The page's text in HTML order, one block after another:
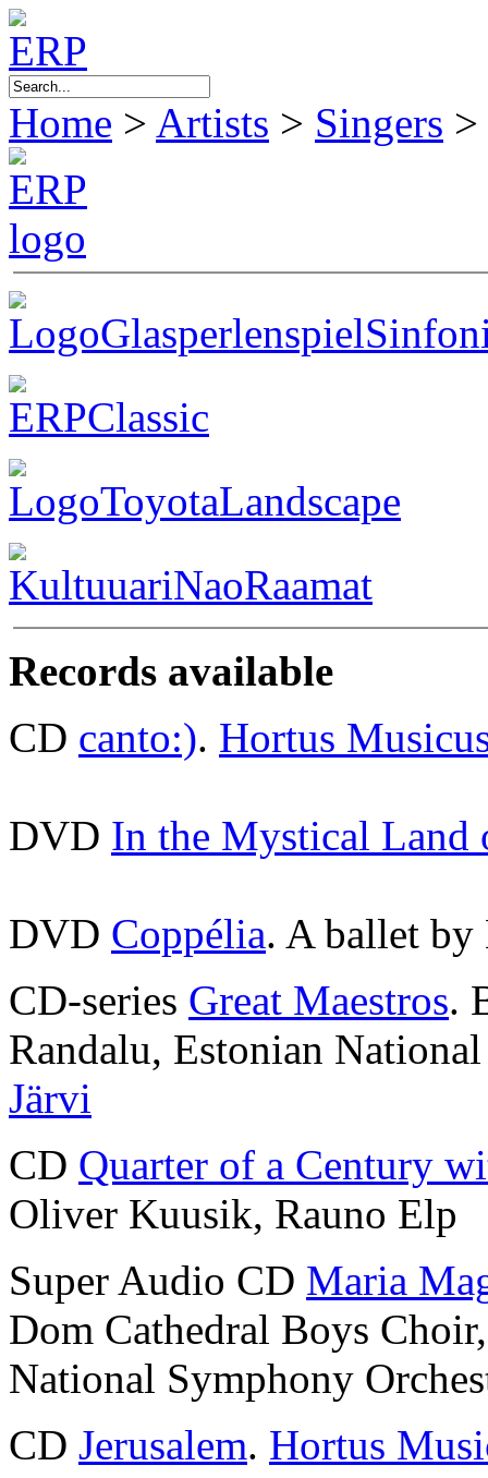
Home > Artists > Singers >
Records available
CD canto:). Hortus
DVD In the Mystical Land
DVD Coppélia. A ballet by
CD-series Great Maestros.
Randalu, Estonian
Järvi
CD Quarter of a Century
Oliver Kuusik, Rauno Elp
Super Audio CD Maria
Dom Cathedral Boys
National Symphony
CD Jerusalem. Hortus